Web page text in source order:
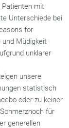
Patienten mit
Unterschiede bei
for
und Müdigkeit
unklarer
unsere
statistisch
oder zu keiner
für
generellen